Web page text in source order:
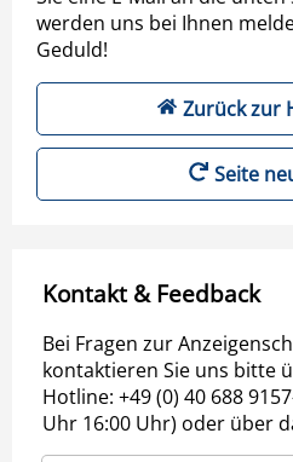
werden uns bei Ihnen
Geduld!
Zurück zur
Seite
Kontakt & Feedback
Bei Fragen zur
kontaktieren Sie uns bitte
Hotline: +49 (0) 40 688
Uhr 16:00 Uhr) oder über